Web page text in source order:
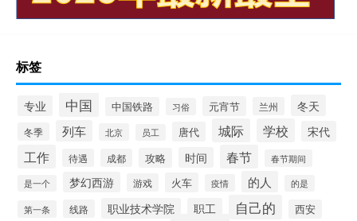
标签
专业 中国 中国铁路 习俗 元宵节 兰州 冬天
冬季 列车 北京 员工 唐代 城际 学校 宋代
工作 待遇 成都 攻略 时间 春节 春节期间
是一个 梦幻西游 游戏 火车 疫情 的人 的是
第一条 线路 职业技术学院 职工 自己的 西安